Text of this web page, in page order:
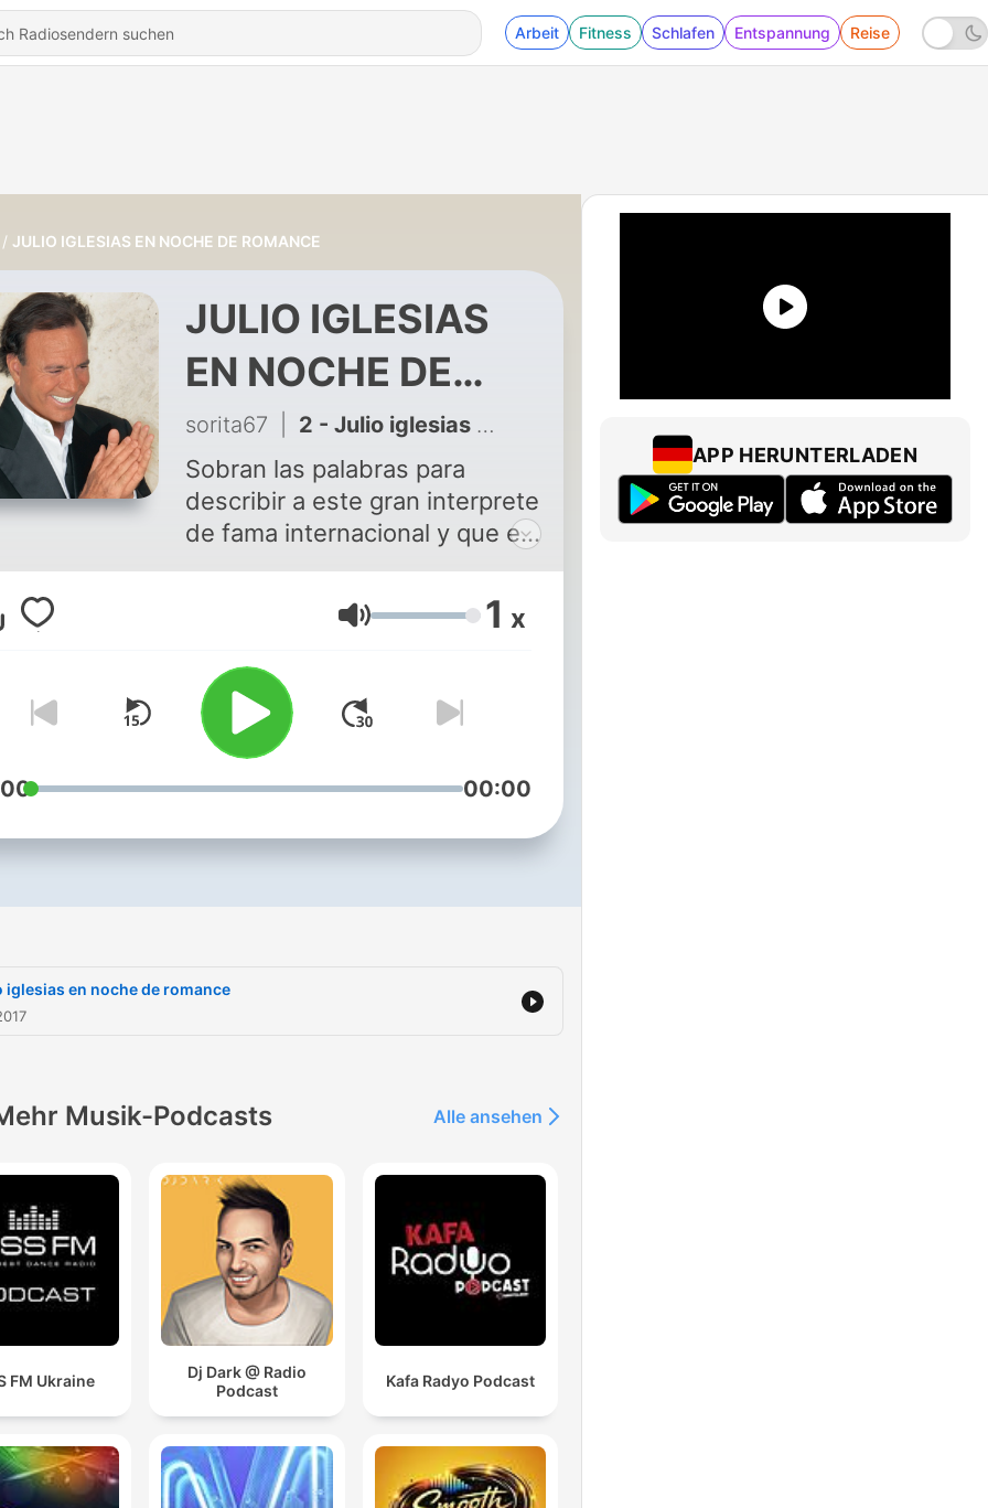
Arbeit Fitness Schlafen Entspannung Reise
JULIO IGLESIAS EN NOCHE DE ROMANCE
JULIO IGLESIAS
EN NOCHE DE
ROMANCE
sorita67 2 - Julio iglesias en noche de romance
Sobran las palabras para
describir a este gran interprete
de fama internacional y que es
reconocido por todos por el
gran romántico de todos los
este programa y de música
romántica en
Soritaradio1.blogspot.com O
descarga nuestra aplicación
Soritaradio Somos SoritaRadio
radio That is for you
Lautstärke 1 x
00:00
iglesias en noche de romance
Musik-Podcasts Alle ansehen
FM Ukraine
Dj Dark @ Radio
Podcast
Kafa Radyo Podcast
APP HERUNTERLADEN